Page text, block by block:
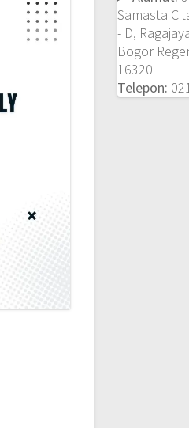
Samasta
- D,
Bogor
16320
Telepon: